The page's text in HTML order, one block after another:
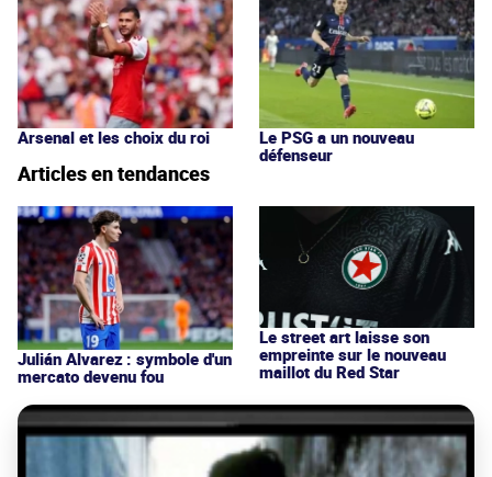
Arsenal et les choix du roi
Le PSG a un nouveau
défenseur
Articles en tendances
Julián Alvarez : symbole d'un
mercato devenu fou
Le street art laisse son
empreinte sur le nouveau
maillot du Red Star